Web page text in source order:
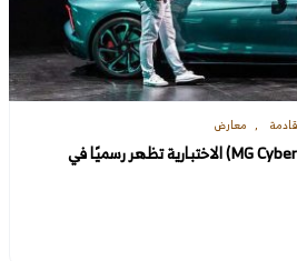
معارض
ام جي سايبر جي تي اس (MG Cyber GTS) الاختبارية تظهر رسميًا في